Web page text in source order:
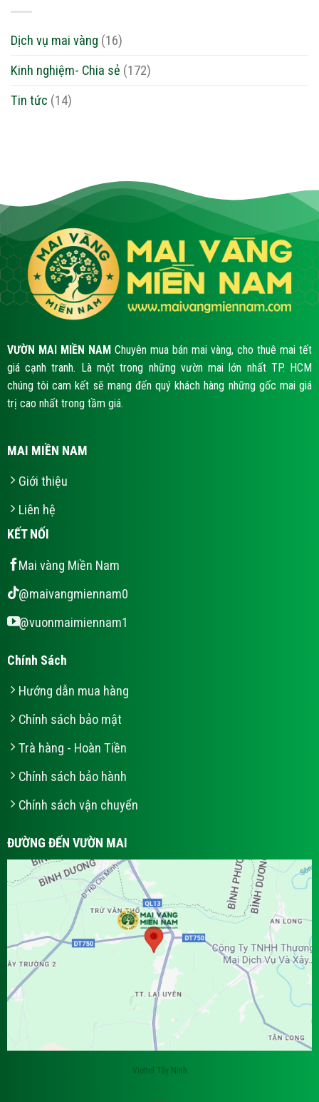
Dịch vụ mai vàng (16)
Kinh nghiệm- Chia sẻ (172)
Tin tức (14)
VƯỜN MAI MIỀN NAMChuyên mua bán mai vàng, cho thuê mai tết
giá cạnh tranh. Là một trong những vườn mai lớn nhất TP. HCM
chúng tôi cam kết sẽ mang đến quý khách hàng những gốc mai giá
trị cao nhất trong tầm giá.
MAI MIỀN NAM
Giới thiệu
Liên hệ
KẾT NỐI
Mai vàng Miền Nam
@maivangmiennam0
@vuonmaimiennam1
Chính Sách
Hướng dẫn mua hàng
Chính sách bảo mật
Trà hàng - Hoàn Tiền
Chính sách bảo hành
Chính sách vận chuyển
ĐƯỜNG ĐẾN VƯỜN MAI
Viettel Tây Ninh